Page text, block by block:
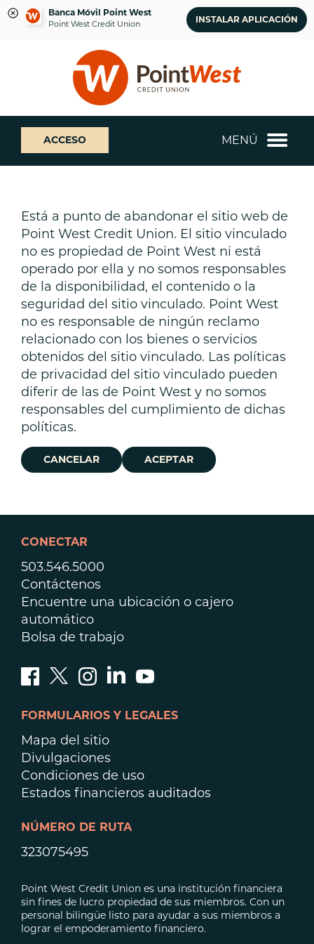
Banca Móvil Point West
Point West Credit Union INSTALAR APLICACIÓN
sesión
banca
web
¿Qué
podemos
ayudarte
a
ACCESO MENÚ
Está a punto de abandonar el sitio web de
Point West Credit Union. El sitio vinculado
no es propiedad de Point West ni está
operado por ella y no somos responsables
de la disponibilidad, el contenido o la
seguridad del sitio vinculado. Point West
no es responsable de ningún reclamo
relacionado con los bienes o servicios
obtenidos del sitio vinculado. Las políticas
de privacidad del sitio vinculado pueden
diferir de las de Point West y no somos
responsables del cumplimiento de dichas
políticas.
CANCELAR ACEPTAR
CONECTAR
503.546.5000
Contáctenos
Encuentre una ubicación o cajero
automático
Bolsa de trabajo
FORMULARIOS Y LEGALES
Mapa del sitio
Divulgaciones
Condiciones de uso
Estados financieros auditados
NÚMERO DE RUTA
323075495
Point West Credit Union es una institución financiera
sin fines de lucro propiedad de sus miembros. Con un
personal bilingüe listo para ayudar a sus miembros a
lograr el empoderamiento financiero.